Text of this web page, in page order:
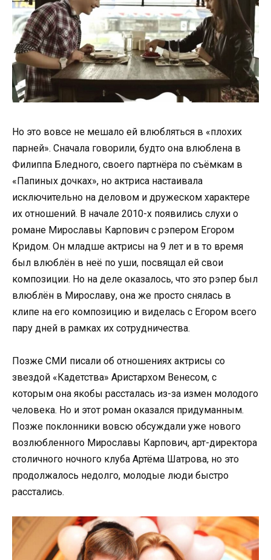
Но это вовсе не мешало ей влюбляться в «плохих
парней». Сначала говорили, будто она влюблена в
Филиппа Бледного, своего партнёра по съёмкам в
«Папиных дочках», но актриса настаивала
исключительно на деловом и дружеском характере
их отношений. В начале 2010-х появились слухи о
романе Мирославы Карпович с рэпером Егором
Кридом. Он младше актрисы на 9 лет и в то время
был влюблён в неё по уши, посвящал ей свои
композиции. Но на деле оказалось, что это рэпер был
влюблён в Мирославу, она же просто снялась в
клипе на его композицию и виделась с Егором всего
пару дней в рамках их сотрудничества.
Позже СМИ писали об отношениях актрисы со
звездой «Кадетства» Аристархом Венесом, с
которым она якобы рассталась из-за измен молодого
человека. Но и этот роман оказался придуманным.
Позже поклонники вовсю обсуждали уже нового
возлюбленного Мирославы Карпович, арт-директора
столичного ночного клуба Артёма Шатрова, но это
продолжалось недолго, молодые люди быстро
расстались.